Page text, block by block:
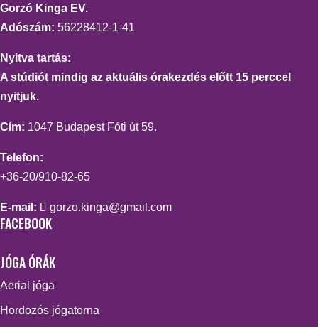
Gorzó Kinga EV.
Adószám: 56228412-1-41
Nyitva tartás:
A stúdiót mindig az aktuális órakezdés előtt 15 perccel
nyitjuk.
Cím: 1047 Budapest Fóti út 59.
Telefon:
+36-20/910-82-65
E-mail: gorzo.kinga@gmail.com
FACEBOOK
JÓGA ÓRÁK
Aerial jóga
Hordozós jógatorna